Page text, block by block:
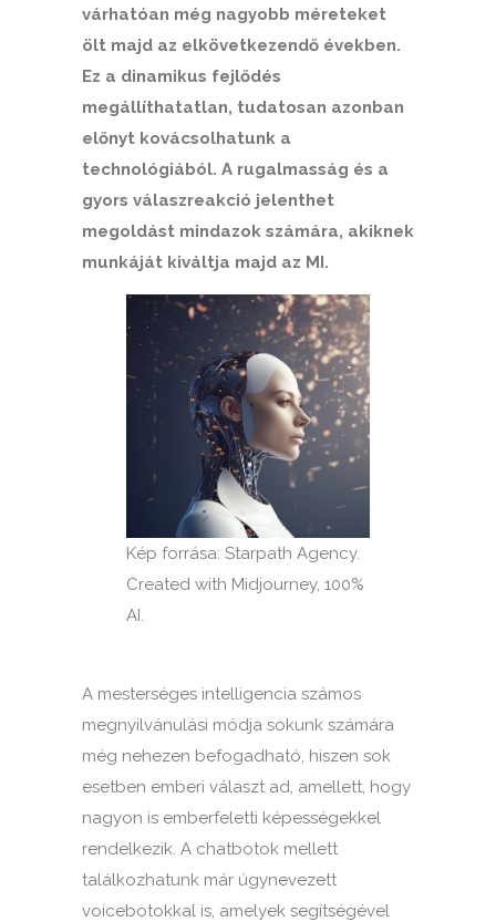
várhatóan még nagyobb méreteket
ölt majd az elkövetkezendő években.
Ez a dinamikus fejlődés
megállíthatatlan, tudatosan azonban
előnyt kovácsolhatunk a
technológiából. A rugalmasság és a
gyors válaszreakció jelenthet
megoldást mindazok számára, akiknek
munkáját kiváltja majd az MI.
Kép forrása: Starpath Agency.
Created with Midjourney, 100%
AI.
A mesterséges intelligencia számos
megnyilvánulási módja sokunk számára
még nehezen befogadható, hiszen sok
esetben emberi választ ad, amellett, hogy
nagyon is emberfeletti képességekkel
rendelkezik. A chatbotok mellett
találkozhatunk már úgynevezett
voicebotokkal is, amelyek segítségével